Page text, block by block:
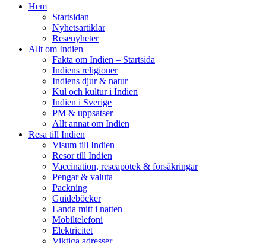
Hem
Startsidan
Nyhetsartiklar
Resenyheter
Allt om Indien
Fakta om Indien – Startsida
Indiens religioner
Indiens djur & natur
Kul och kultur i Indien
Indien i Sverige
PM & uppsatser
Allt annat om Indien
Resa till Indien
Visum till Indien
Resor till Indien
Vaccination, reseapotek & försäkringar
Pengar & valuta
Packning
Guideböcker
Landa mitt i natten
Mobiltelefoni
Elektricitet
Viktiga adresser